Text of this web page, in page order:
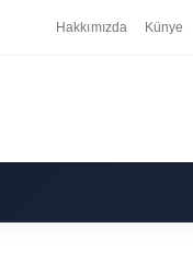
Hakkımızda Künye